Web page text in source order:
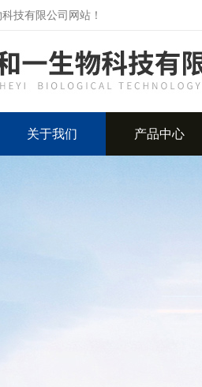
技有限公司网站！
关于我们 产品中心